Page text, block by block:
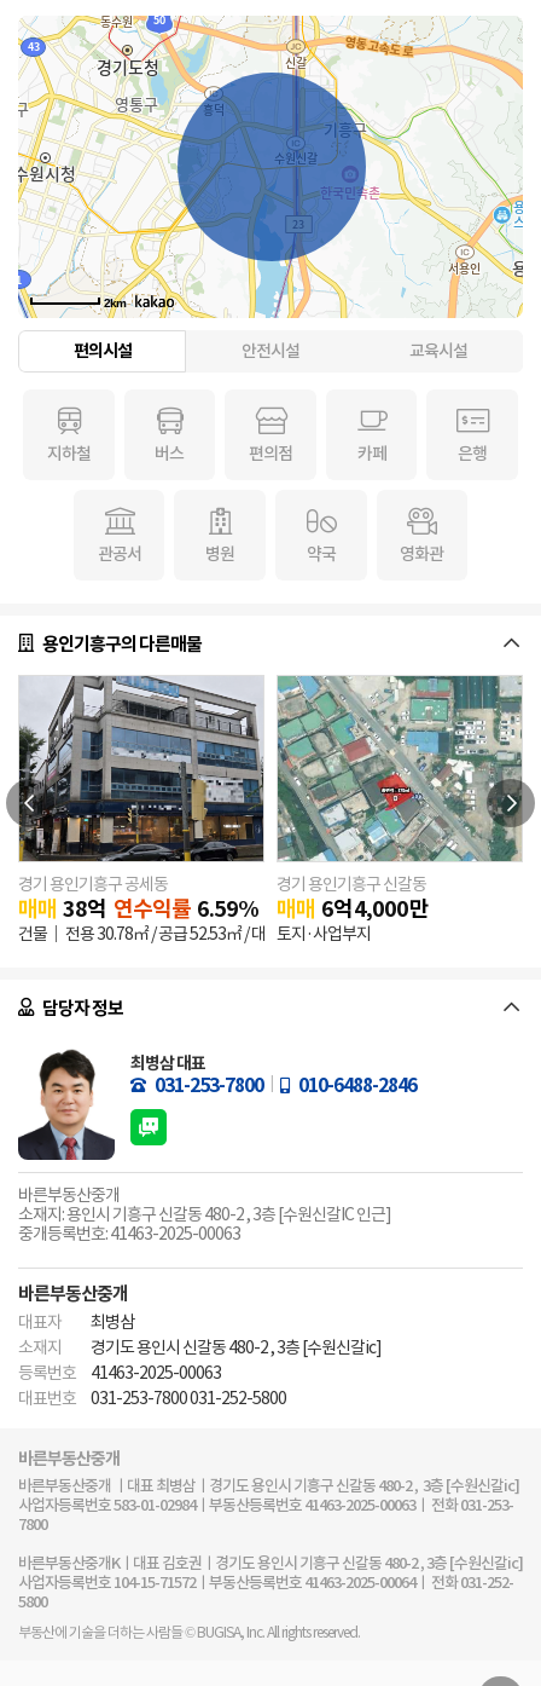
2km
편의시설 안전시설 교육시설
지하철 버스 편의점 카페 은행
관공서 병원 약국 영화관
용인기흥구의 다른매물
만원
경기 용인기흥구 공세동
매매 38억 연수익률 6.59%
건물 전용30.78㎡/ 공급52.53㎡/ 대지560.8㎡/ 건축
경기 용인기흥구 신갈동
매매 6억4,000만
토지·사업부지
담당자 정보
최병삼 대표
031-253-7800 010-6488-2846
바른부동산중개
소재지: 용인시 기흥구 신갈동 480-2 , 3층 [수원신갈IC 인근]
중개등록번호: 41463-2025-00063
바른부동산중개
대표자
최병삼
소재지
경기도 용인시 신갈동 480-2 , 3층 [수원신갈ic]
등록번호
41463-2025-00063
대표번호
031-253-7800 031-252-5800
바른부동산중개
바른부동산중개 ㅣ대표 최병삼ㅣ경기도 용인시 기흥구 신갈동 480-2 , 3층 [수원신갈ic]
사업자등록번호 583-01-02984ㅣ부동산등록번호 41463-2025-00063ㅣ 전화 031-253-
7800
바른부동산중개Kㅣ대표 김호권ㅣ경기도 용인시 기흥구 신갈동 480-2 , 3층 [수원신갈ic]
사업자등록번호 104-15-71572ㅣ부동산등록번호 41463-2025-00064ㅣ 전화 031-252-
5800
부동산에 기술을 더하는 사람들 © BUGISA, Inc. All rights reserved.